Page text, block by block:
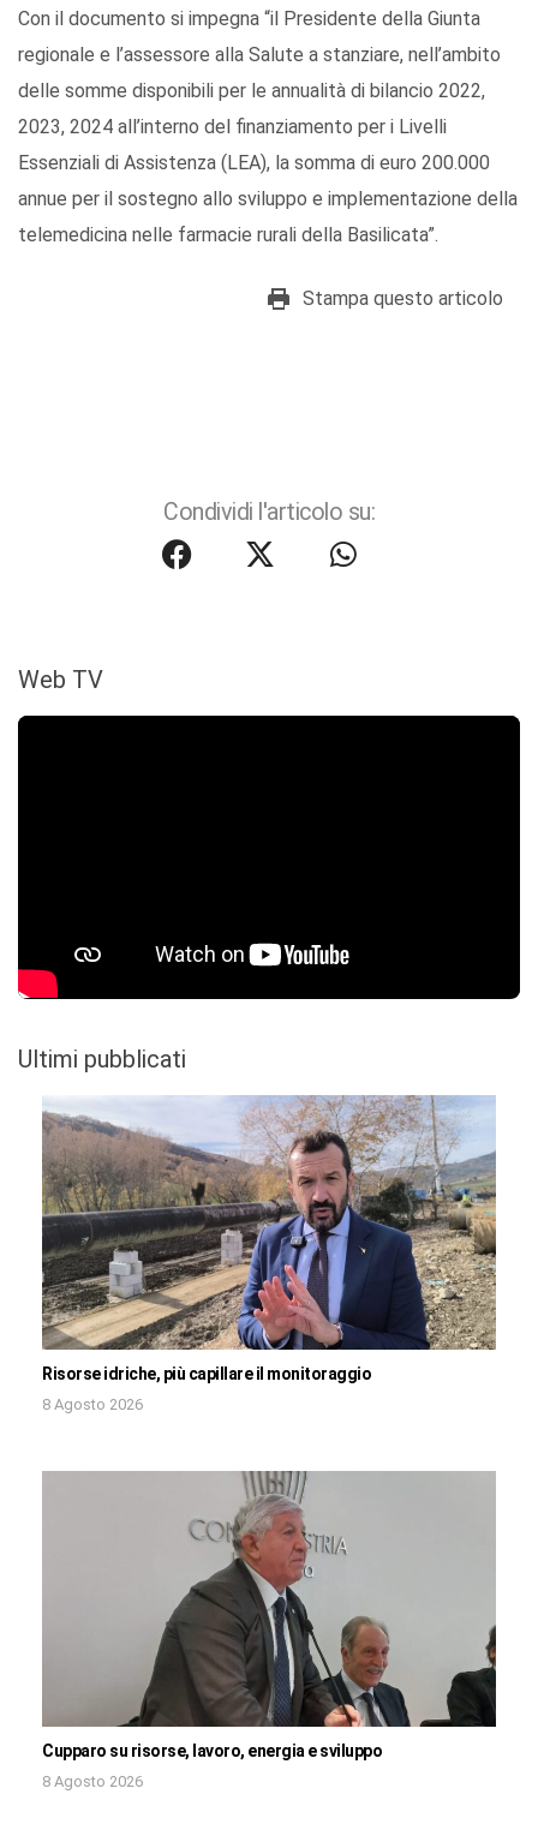
Con il documento si impegna “il Presidente della Giunta
regionale e l’assessore alla Salute a stanziare, nell’ambito
delle somme disponibili per le annualità di bilancio 2022,
2023, 2024 all’interno del finanziamento per i Livelli
Essenziali di Assistenza (LEA), la somma di euro 200.000
annue per il sostegno allo sviluppo e implementazione della
telemedicina nelle farmacie rurali della Basilicata”.
Stampa questo articolo
Condividi l'articolo su:
Web TV
Ultimi pubblicati
Risorse idriche, più capillare il monitoraggio
8 Agosto 2026
Cupparo su risorse, lavoro, energia e sviluppo
8 Agosto 2026